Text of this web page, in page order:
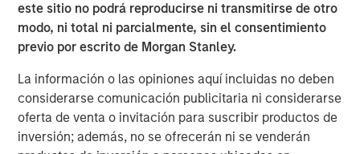
este sitio no podrá reproducirse ni transmitirse de otro
modo, ni total ni parcialmente, sin el consentimiento
previo por escrito de Morgan Stanley.
La información o las opiniones aquí incluidas no deben
considerarse comunicación publicitaria ni considerarse
oferta de venta o invitación para suscribir productos de
inversión; además, no se ofrecerán ni se venderán
Morgan Stanley Capital Partners manages a middle-
market private equity platform with a strong focus on
spectrum of industries for over two decades.
ARTÍCULOS RELACIONADOS